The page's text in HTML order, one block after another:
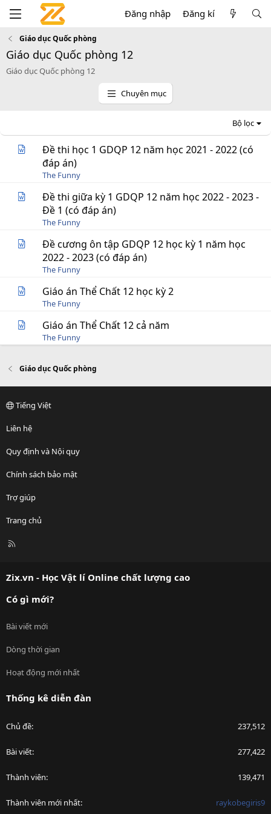
Đăng nhập Đăng kí
Giáo dục Quốc phòng
Giáo dục Quốc phòng 12
Giáo dục Quốc phòng 12
Chuyên mục
Bộ lọc
Đề thi học 1 GDQP 12 năm học 2021 - 2022 (có
đáp án)
The Funny
Đề thi giữa kỳ 1 GDQP 12 năm học 2022 - 2023 -
Đề 1 (có đáp án)
The Funny
Đề cương ôn tập GDQP 12 học kỳ 1 năm học
2022 - 2023 (có đáp án)
The Funny
Giáo án Thể Chất 12 học kỳ 2
The Funny
Giáo án Thể Chất 12 cả năm
The Funny
Giáo dục Quốc phòng
Tiếng Việt
Liên hệ
Quy định và Nội quy
Chính sách bảo mật
Trợ giúp
Trang chủ
R
Zix.vn - Học Vật lí Online chất lượng cao
Có gì mới?
Bài viết mới
Dòng thời gian
Hoạt động mới nhất
Thống kê diễn đàn
Chủ đề 237,512
Bài viết 277,422
Thành viên 139,471
Thành viên mới nhất raykobegiris9